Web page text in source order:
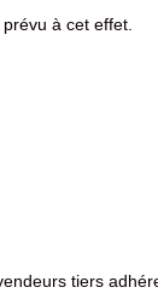
à cet effet.
tiers